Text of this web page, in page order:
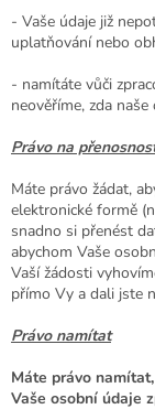
- Vaše údaje již
uplatňování nebo
- namítáte vůči
neověříme, zda
Právo na
Máte právo žádat,
elektronické formě
snadno si přenést
abychom Vaše
Vaší žádosti
přímo Vy a dali jste
Právo namítat
Máte právo
Vaše osobní údaje